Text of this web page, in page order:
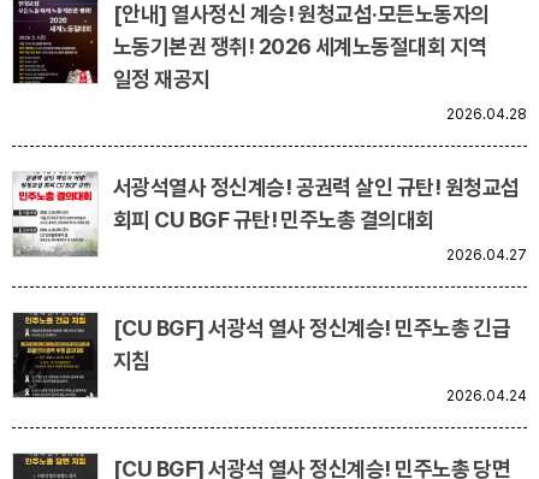
[안내] 열사정신 계승! 원청교섭·모든노동자의
노동기본권 쟁취! 2026 세계노동절대회 지역
일정 재공지
2026.04.28
서광석열사 정신계승! 공권력 살인 규탄! 원청교섭
회피 CU BGF 규탄! 민주노총 결의대회
2026.04.27
[CU BGF] 서광석 열사 정신계승! 민주노총 긴급
지침
2026.04.24
[CU BGF] 서광석 열사 정신계승! 민주노총 당면
업무